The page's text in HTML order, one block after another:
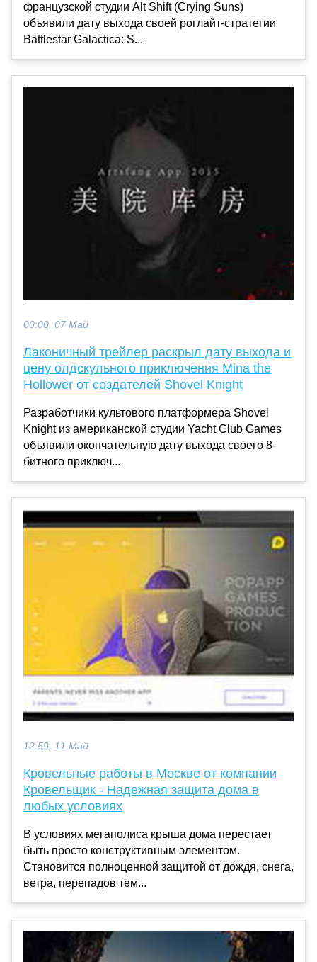
французской студии Alt Shift (Crying Suns)
объявили дату выхода своей роглайт-стратегии
Battlestar Galactica: S...
00:00, 07 Май
Лаконичный трейлер раскрыл дату выхода и
цену олдскульного приключения Mina the
Hollower от создателей Shovel Knight
Разработчики культового платформера Shovel
Knight из американской студии Yacht Club Games
объявили окончательную дату выхода своего 8-
битного приключ...
12:59, 11 Май
Кровельные работы в Москве от компании
Кровельщик - Надежная защита дома в
любых условиях
В условиях мегаполиса крыша дома перестает
быть просто конструктивным элементом.
Становится полноценной защитой от дождя, снега,
ветра, перепадов тем...